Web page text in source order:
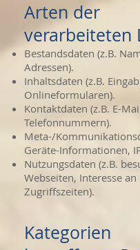
Arten der
verarbeiteten
Bestandsdaten (z.B.
Adressen).
Inhaltsdaten (z.B.
Onlineformularen).
Kontaktdaten (z.B. E-
Telefonnummern).
Meta-/
Geräte-Informationen,
Nutzungsdaten (z.B.
Webseiten, Interesse
Zugriffszeiten).
Kategorien